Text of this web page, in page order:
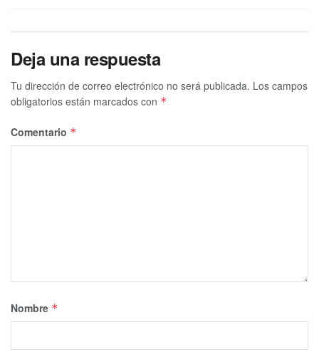
Deja una respuesta
Tu dirección de correo electrónico no será publicada. Los campos
obligatorios están marcados con *
Comentario *
Nombre *